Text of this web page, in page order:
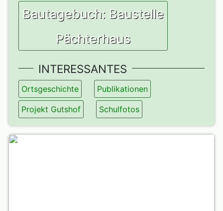
Bautagebuch: Baustelle
Pächterhaus
INTERESSANTES
Ortsgeschichte Publikationen
Projekt Gutshof Schulfotos